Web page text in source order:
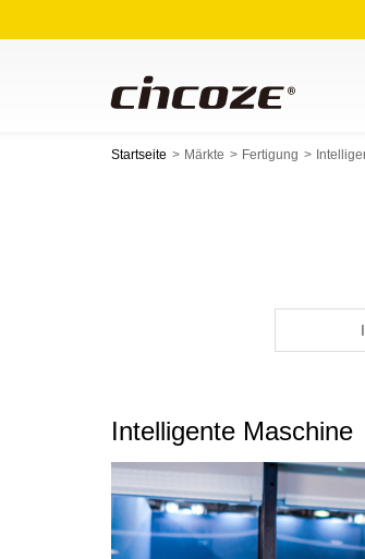
Startseite Märkte Fertigung
Intelligente Maschine